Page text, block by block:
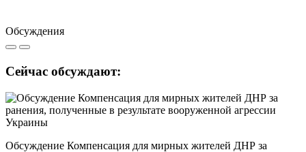
Обсуждения
Сейчас обсуждают:
Обсуждение Компенсация для мирных жителей ДНР за